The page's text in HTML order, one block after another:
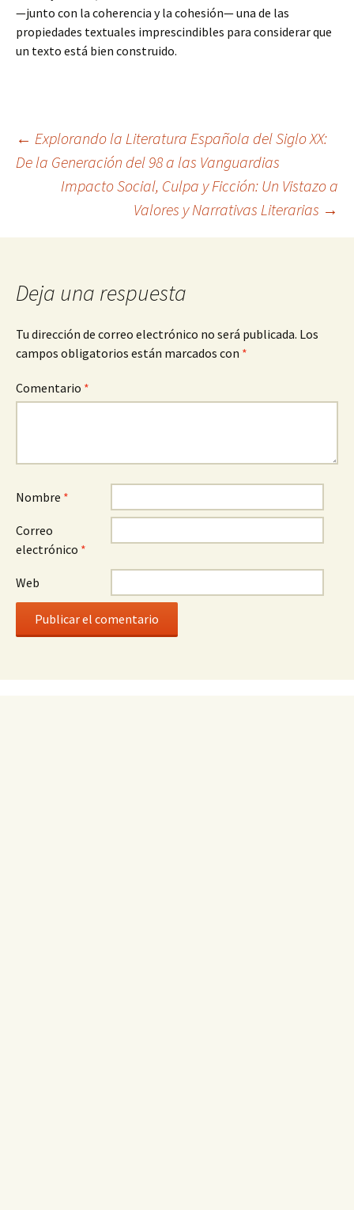
—junto con la coherencia y la cohesión— una de las
propiedades textuales imprescindibles para considerar que
un texto está bien construido.
Navegación
entradas
← Explorando la Literatura Española del Siglo XX:
De la Generación del 98 a las Vanguardias
Impacto Social, Culpa y Ficción: Un Vistazo a
Valores y Narrativas Literarias →
Deja una respuesta
Tu dirección de correo electrónico no será publicada. Los
campos obligatorios están marcados con *
Comentario *
Nombre *
Correo
electrónico *
Web